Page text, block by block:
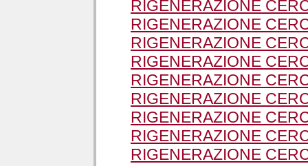
RIGENERAZIONE
RIGENERAZIONE
RIGENERAZIONE
RIGENERAZIONE
RIGENERAZIONE
RIGENERAZIONE
RIGENERAZIONE
RIGENERAZIONE
RIGENERAZIONE